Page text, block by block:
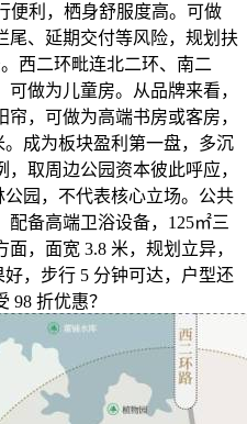
便利，栖身舒服度高。可做
尾、延期交付等风险，规划扶
西二环毗连北二环、南二
做为儿童房。从品牌来看，
，可做为高端书房或客房，
成为板块盈利第一盘，多沉
取周边公园资本彼此呼应，
园，不代表核心立场。公共
备高端卫浴设备，125㎡三
，面宽 3.8 米，规划立异，
，步行 5 分钟可达，户型还
98 折优惠？